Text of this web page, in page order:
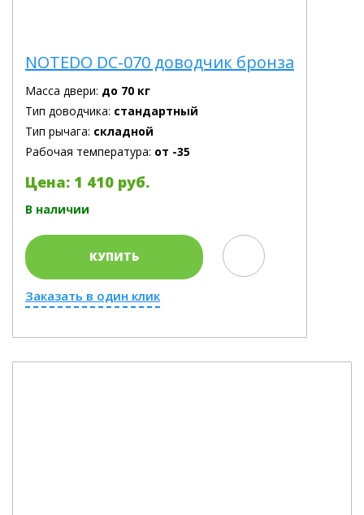
NOTEDO DC-070 доводчик бронза
Масса двери: до 70 кг
Тип доводчика: стандартный
Тип рычага: складной
Рабочая температура: от -35
Цена: 1 410 руб.
В наличии
КУПИТЬ
Заказать в один клик